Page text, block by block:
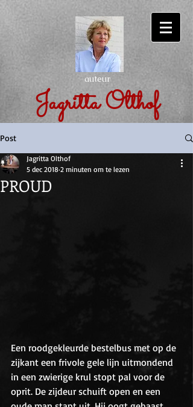
auteur
Jagritta Olthof
Post
PROUD
Jagritta Olthof
5 dec 2018 2 minuten om te lezen
Een roodgekleurde bestelbus met op de
zijkant een frivole gele lijn uitmondend
in een zwierige krul stopt pal voor de
oprit. De zijdeur schuift open en een